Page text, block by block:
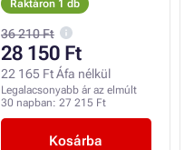
Raktáron 1 db
36 210 Ft
28 150 Ft
22 165 Ft Áfa nélkül
Legalacsonyabb ár az elmúlt
30 napban: 27 215 Ft
Kosárba